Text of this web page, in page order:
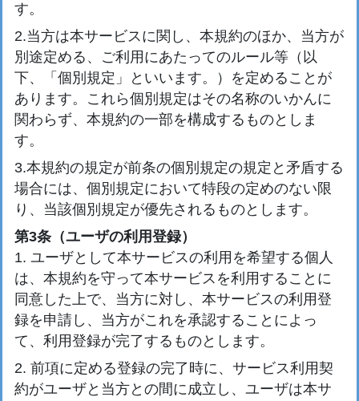
す。
2.当方は本サービスに関し、本規約のほか、当方が
別途定める、ご利用にあたってのルール等（以
下、「個別規定」といいます。）を定めることが
あります。これら個別規定はその名称のいかんに
関わらず、本規約の一部を構成するものとしま
す。
3.本規約の規定が前条の個別規定の規定と矛盾する
場合には、個別規定において特段の定めのない限
り、当該個別規定が優先されるものとします。
第3条（ユーザの利用登録）
1. ユーザとして本サービスの利用を希望する個人
は、本規約を守って本サービスを利用することに
同意した上で、当方に対し、本サービスの利用登
録を申請し、当方がこれを承認することによっ
て、利用登録が完了するものとします。
2. 前項に定める登録の完了時に、サービス利用契
約がユーザと当方との間に成立し、ユーザは本サ